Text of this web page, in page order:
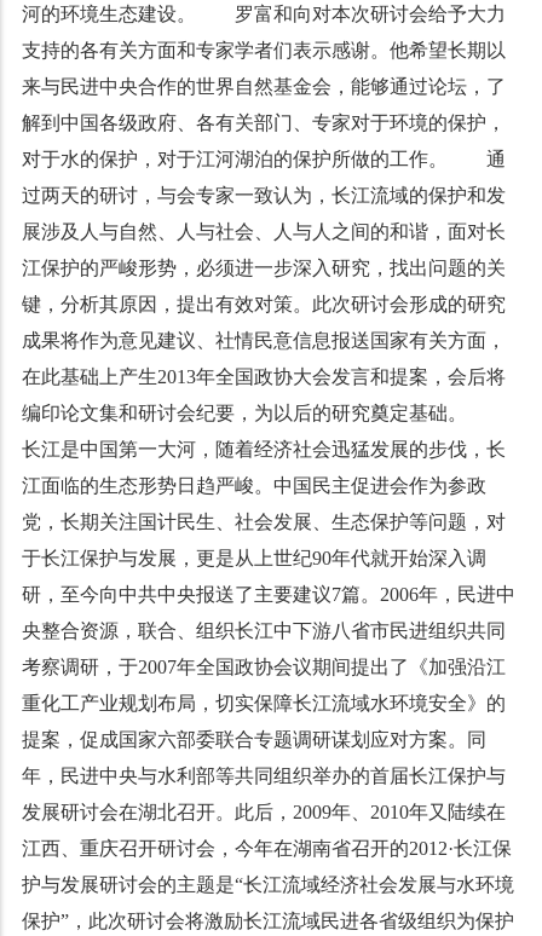
河的环境生态建设。 罗富和向对本次研讨会给予大力
支持的各有关方面和专家学者们表示感谢。他希望长期以
来与民进中央合作的世界自然基金会，能够通过论坛，了
解到中国各级政府、各有关部门、专家对于环境的保护，
对于水的保护，对于江河湖泊的保护所做的工作。 通
过两天的研讨，与会专家一致认为，长江流域的保护和发
展涉及人与自然、人与社会、人与人之间的和谐，面对长
江保护的严峻形势，必须进一步深入研究，找出问题的关
键，分析其原因，提出有效对策。此次研讨会形成的研究
成果将作为意见建议、社情民意信息报送国家有关方面，
在此基础上产生2013年全国政协大会发言和提案，会后将
编印论文集和研讨会纪要，为以后的研究奠定基础。
长江是中国第一大河，随着经济社会迅猛发展的步伐，长
江面临的生态形势日趋严峻。中国民主促进会作为参政
党，长期关注国计民生、社会发展、生态保护等问题，对
于长江保护与发展，更是从上世纪90年代就开始深入调
研，至今向中共中央报送了主要建议7篇。2006年，民进中
央整合资源，联合、组织长江中下游八省市民进组织共同
考察调研，于2007年全国政协会议期间提出了《加强沿江
重化工产业规划布局，切实保障长江流域水环境安全》的
提案，促成国家六部委联合专题调研谋划应对方案。同
年，民进中央与水利部等共同组织举办的首届长江保护与
发展研讨会在湖北召开。此后，2009年、2010年又陆续在
江西、重庆召开研讨会，今年在湖南省召开的2012·长江保
护与发展研讨会的主题是“长江流域经济社会发展与水环境
保护”，此次研讨会将激励长江流域民进各省级组织为保护